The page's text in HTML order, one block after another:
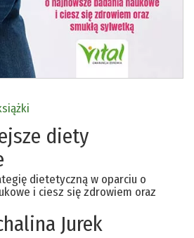
diety
dietetyczną w oparciu o
i ciesz się zdrowiem oraz
Jurek